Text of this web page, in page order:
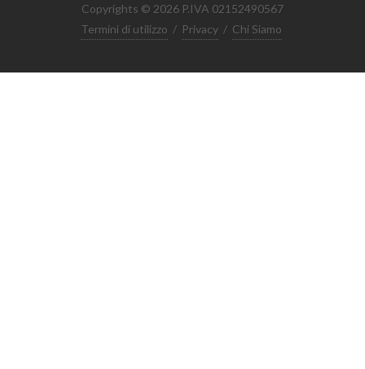
Copyrights © 2026 P.IVA 02152490567
Termini di utilizzo / Privacy / Chi Siamo